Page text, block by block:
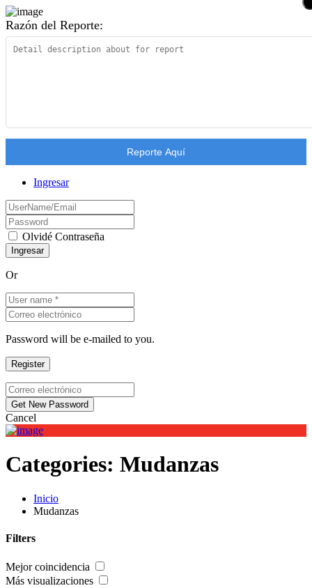
Razón del Reporte:
Reporte Aquí
Ingresar
Olvidé Contraseña
Or
Password will be e-mailed to you.
Cancel
Ingresar
Añadir Perfil de Negocio
Categories: Mudanzas
Inicio
Mudanzas
Filters
Mejor coincidencia
Más visualizaciones